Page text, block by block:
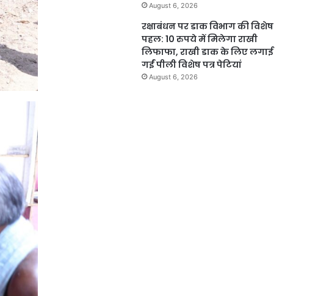
August 6, 2026
रक्षाबंधन पर डाक विभाग की विशेष
पहल: 10 रुपये में मिलेगा राखी
लिफाफा, राखी डाक के लिए लगाई
गईं पीली विशेष पत्र पेटियां
August 6, 2026